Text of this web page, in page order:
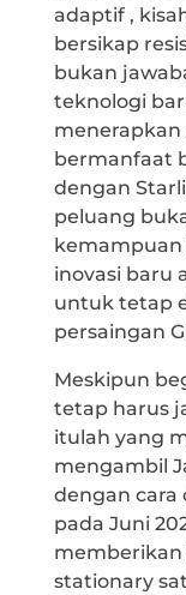
adaptif ,
bersikap
bukan
teknologi
menerapkan
bermanfaat
dengan
peluang
inovasi baru
untuk tetap
persaingan
Meskipun
tetap harus
itulah yang
mengambil
dengan cara
pada Juni
memberikan
stationary